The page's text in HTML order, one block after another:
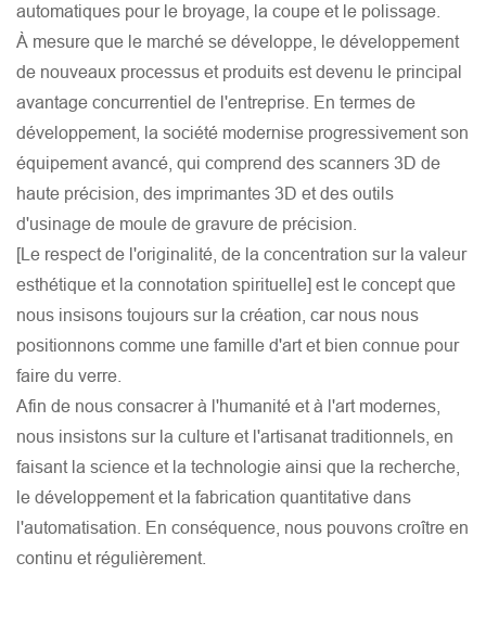
automatiques pour le broyage, la coupe et le polissage.
À mesure que le marché se développe, le développement
de nouveaux processus et produits est devenu le principal
avantage concurrentiel de l'entreprise. En termes de
développement, la société modernise progressivement son
équipement avancé, qui comprend des scanners 3D de
haute précision, des imprimantes 3D et des outils
d'usinage de moule de gravure de précision.
[Le respect de l'originalité, de la concentration sur la valeur
esthétique et la connotation spirituelle] est le concept que
nous insisons toujours sur la création, car nous nous
positionnons comme une famille d'art et bien connue pour
faire du verre.
Afin de nous consacrer à l'humanité et à l'art modernes,
nous insistons sur la culture et l'artisanat traditionnels, en
faisant la science et la technologie ainsi que la recherche,
le développement et la fabrication quantitative dans
l'automatisation. En conséquence, nous pouvons croître en
continu et régulièrement.